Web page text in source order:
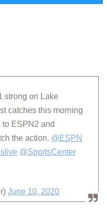
strong on Lake
catches this morning
ESPN2 and
the action. @ESPN
@SportsCenter
June 10, 2020